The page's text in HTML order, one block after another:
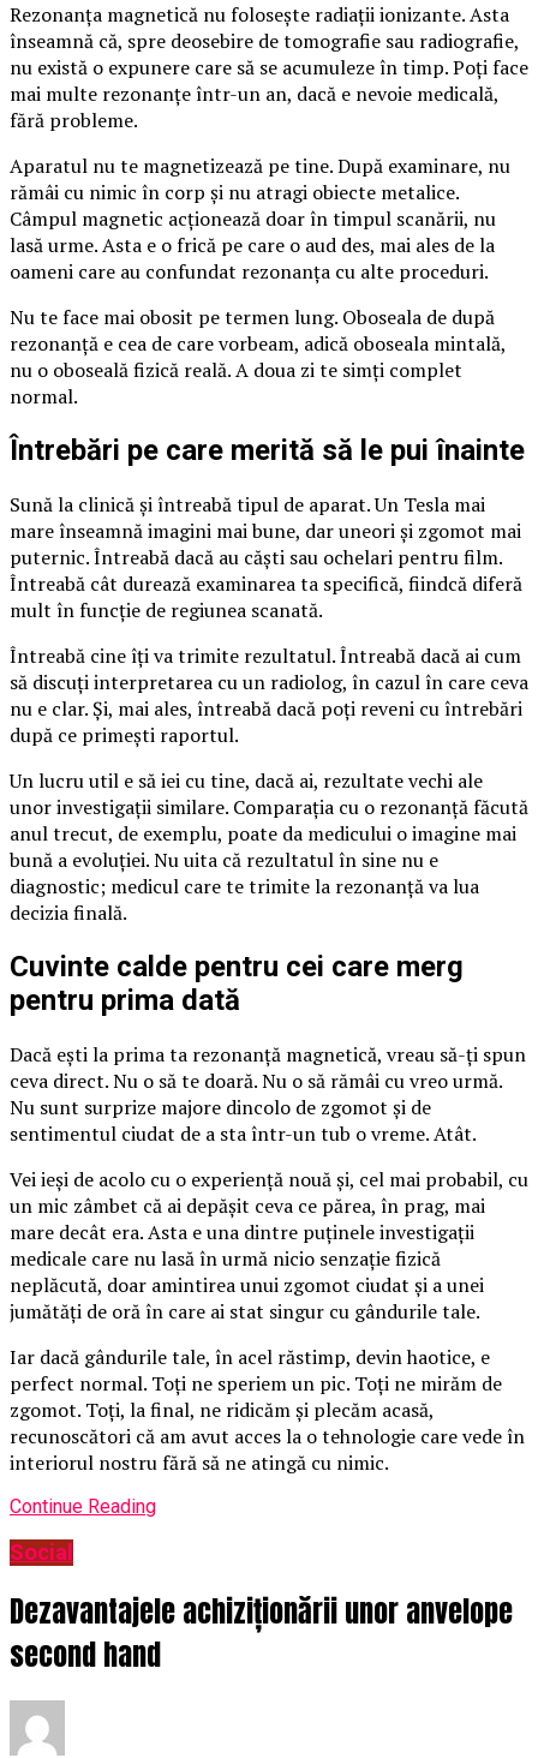
Rezonanța magnetică nu folosește radiații ionizante. Asta
înseamnă că, spre deosebire de tomografie sau radiografie,
nu există o expunere care să se acumuleze în timp. Poți face
mai multe rezonanțe într-un an, dacă e nevoie medicală,
fără probleme.
Aparatul nu te magnetizează pe tine. După examinare, nu
rămâi cu nimic în corp și nu atragi obiecte metalice.
Câmpul magnetic acționează doar în timpul scanării, nu
lasă urme. Asta e o frică pe care o aud des, mai ales de la
oameni care au confundat rezonanța cu alte proceduri.
Nu te face mai obosit pe termen lung. Oboseala de după
rezonanță e cea de care vorbeam, adică oboseala mintală,
nu o oboseală fizică reală. A doua zi te simți complet
normal.
Întrebări pe care merită să le pui înainte
Sună la clinică și întreabă tipul de aparat. Un Tesla mai
mare înseamnă imagini mai bune, dar uneori și zgomot mai
puternic. Întreabă dacă au căști sau ochelari pentru film.
Întreabă cât durează examinarea ta specifică, fiindcă diferă
mult în funcție de regiunea scanată.
Întreabă cine îți va trimite rezultatul. Întreabă dacă ai cum
să discuți interpretarea cu un radiolog, în cazul în care ceva
nu e clar. Și, mai ales, întreabă dacă poți reveni cu întrebări
după ce primești raportul.
Un lucru util e să iei cu tine, dacă ai, rezultate vechi ale
unor investigații similare. Comparația cu o rezonanță făcută
anul trecut, de exemplu, poate da medicului o imagine mai
bună a evoluției. Nu uita că rezultatul în sine nu e
diagnostic; medicul care te trimite la rezonanță va lua
decizia finală.
Cuvinte calde pentru cei care merg
pentru prima dată
Dacă ești la prima ta rezonanță magnetică, vreau să-ți spun
ceva direct. Nu o să te doară. Nu o să rămâi cu vreo urmă.
Nu sunt surprize majore dincolo de zgomot și de
sentimentul ciudat de a sta într-un tub o vreme. Atât.
Vei ieși de acolo cu o experiență nouă și, cel mai probabil, cu
un mic zâmbet că ai depășit ceva ce părea, în prag, mai
mare decât era. Asta e una dintre puținele investigații
medicale care nu lasă în urmă nicio senzație fizică
neplăcută, doar amintirea unui zgomot ciudat și a unei
jumătăți de oră în care ai stat singur cu gândurile tale.
Iar dacă gândurile tale, în acel răstimp, devin haotice, e
perfect normal. Toți ne speriem un pic. Toți ne mirăm de
zgomot. Toți, la final, ne ridicăm și plecăm acasă,
recunoscători că am avut acces la o tehnologie care vede în
interiorul nostru fără să ne atingă cu nimic.
Continue Reading
Social
Dezavantajele achiziționării unor anvelope
second hand